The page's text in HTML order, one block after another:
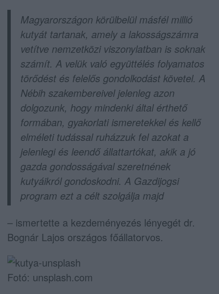
Magyarországon körülbelül másfél millió
kutyát tartanak, amely a lakosságszámra
vetítve nemzetközi viszonylatban is soknak
számít. A velük való együttélés folyamatos
törődést és felelős gondolkodást követel. A
Nébih szakembereivel jelenleg azon
dolgozunk, hogy mindenki által érthető
formában, gyakorlati ismeretekkel és kellő
elméleti tudással ruházzuk fel azokat a
jelenlegi és leendő állattartókat, akik a jó
gazda gondosságával szeretnének
kutyáikról gondoskodni. A Gazdijogsi
program ezt a célt szolgálja majd
– ismertette a kezdeményezés lényegét dr.
Bognár Lajos országos főállatorvos.
Fotó: unsplash.com